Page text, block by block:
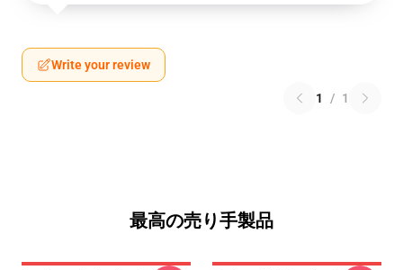
Write your review
1 / 1
最高の売り手製品